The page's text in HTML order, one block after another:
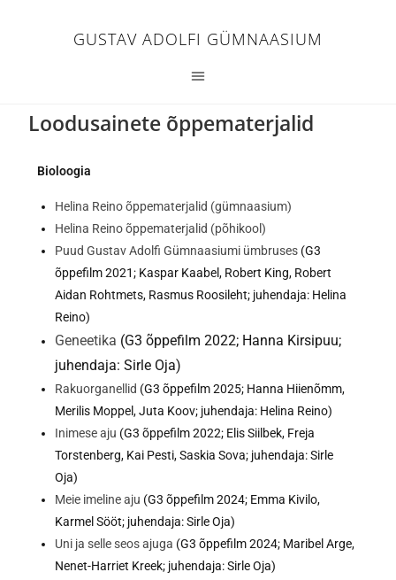
GUSTAV ADOLFI GÜMNAASIUM
Loodusainete õppematerjalid
Bioloogia
Helina Reino õppematerjalid (gümnaasium)
Helina Reino õppematerjalid (põhikool)
Puud Gustav Adolfi Gümnaasiumi ümbruses (G3
õppefilm 2021; Kaspar Kaabel, Robert King, Robert
Aidan Rohtmets, Rasmus Roosileht; juhendaja: Helina
Reino)
Geneetika (G3 õppefilm 2022; Hanna Kirsipuu;
juhendaja: Sirle Oja)
Rakuorganellid (G3 õppefilm 2025; Hanna Hiienõmm,
Merilis Moppel, Juta Koov; juhendaja: Helina Reino)
Inimese aju (G3 õppefilm 2022; Elis Siilbek, Freja
Torstenberg, Kai Pesti, Saskia Sova; juhendaja: Sirle
Oja)
Meie imeline aju (G3 õppefilm 2024; Emma Kivilo,
Karmel Sööt; juhendaja: Sirle Oja)
Uni ja selle seos ajuga (G3 õppefilm 2024; Maribel Arge,
Nenet-Harriet Kreek; juhendaja: Sirle Oja)